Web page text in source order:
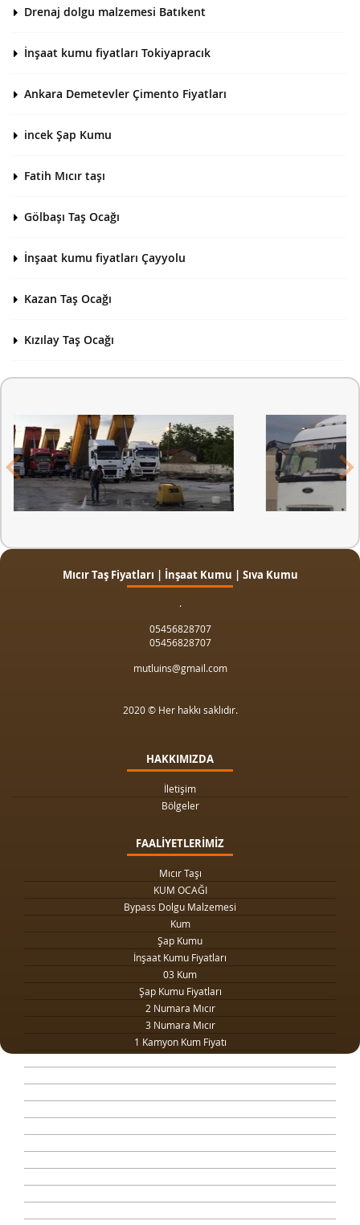
Drenaj dolgu malzemesi Batıkent
İnşaat kumu fiyatları Tokiyapracık
Ankara Demetevler Çimento Fiyatları
incek Şap Kumu
Fatih Mıcır taşı
Gölbaşı Taş Ocağı
İnşaat kumu fiyatları Çayyolu
Kazan Taş Ocağı
Kızılay Taş Ocağı
Mıcır Taş Fiyatları | İnşaat Kumu | Sıva Kumu
.
05456828707
05456828707
mutluins@gmail.com
2020 © Her hakkı saklıdır.
HAKKIMIZDA
İletişim
Bölgeler
FAALİYETLERİMİZ
Mıcır Taşı
KUM OCAĞI
Bypass Dolgu Malzemesi
Kum
Şap Kumu
İnşaat Kumu Fiyatları
03 Kum
Şap Kumu Fiyatları
2 Numara Mıcır
3 Numara Mıcır
1 Kamyon Kum Fiyatı